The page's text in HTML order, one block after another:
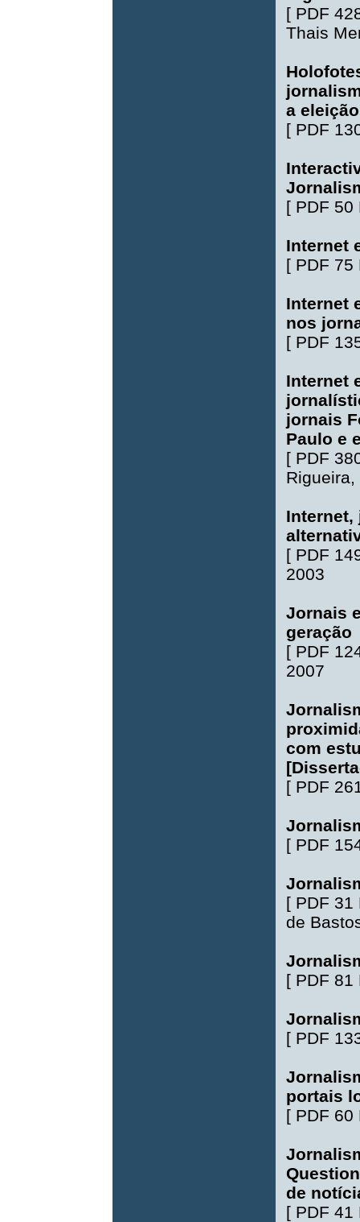
[ PDF
Thais
a
[ PDF
[ PDF 50
Internet
[ PDF 75
Internet
nos
[ PDF
Internet
jornais
Paulo e
[ PDF
Rigueira,
Internet,
[ PDF
2003
Jornais
geração
[ PDF
2007
com
[ PDF
[ PDF
[ PDF 31
de
[ PDF 81
[ PDF
portais
[ PDF 60
de
[ PDF 41